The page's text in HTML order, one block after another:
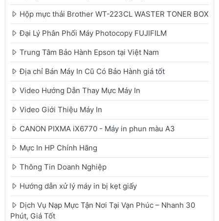
Hộp mực thải Brother WT-223CL WASTER TONER BOX
Đại Lý Phân Phối Máy Photocopy FUJIFILM
Trung Tâm Bảo Hành Epson tại Việt Nam
Địa chỉ Bán Máy In Cũ Có Bảo Hành giá tốt
Video Hướng Dẫn Thay Mực Máy In
Video Giới Thiệu Máy In
CANON PIXMA iX6770 - Máy in phun màu A3
Mực In HP Chính Hãng
Thông Tin Doanh Nghiệp
Hướng dẫn xử lý máy in bị kẹt giấy
Dịch Vụ Nạp Mực Tận Nơi Tại Vạn Phúc – Nhanh 30
Phút, Giá Tốt